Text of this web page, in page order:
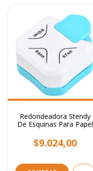
Redondeadora Stendy
De Esquinas Para Papel
$9.024,00